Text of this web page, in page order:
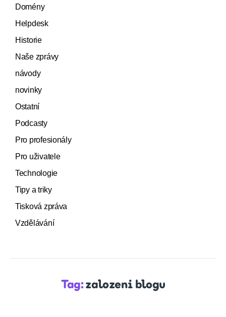
Domény
Helpdesk
Historie
Naše zprávy
návody
novinky
Ostatní
Podcasty
Pro profesionály
Pro uživatele
Technologie
Tipy a triky
Tisková zpráva
Vzdělávání
Tag: zalozeni blogu